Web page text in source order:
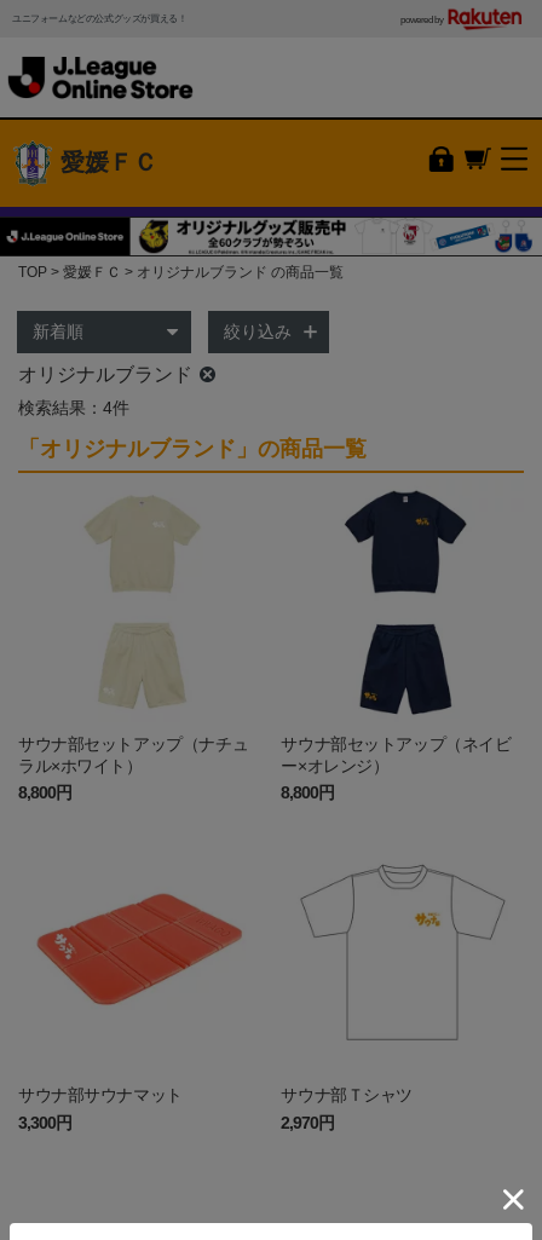
ユニフォームなどの公式グッズが買える！ powered by
愛媛ＦＣ
TOP 愛媛ＦＣ オリジナルブランド の商品一覧
絞り込み
オリジナルブランド
検索結果：4件
「オリジナルブランド」の商品一覧
サウナ部セットアップ（ナチュ
ラル×ホワイト）
8,800円
サウナ部セットアップ（ネイビ
ー×オレンジ）
8,800円
サウナ部サウナマット
3,300円
サウナ部Ｔシャツ
2,970円